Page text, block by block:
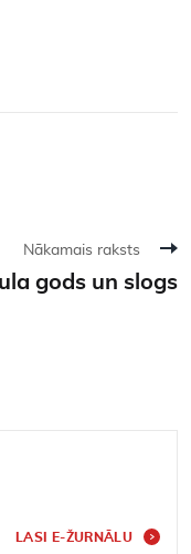
Nākamais raksts
gods un slogs
LASI E-ŽURNĀLU